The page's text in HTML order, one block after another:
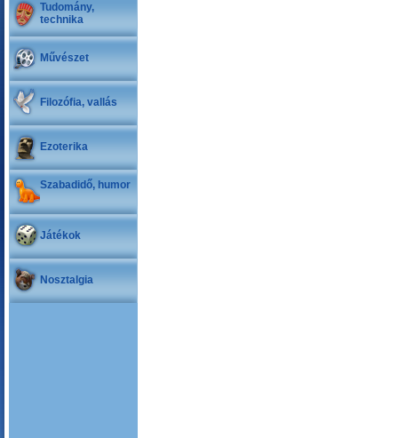
Tudomány,
technika
Művészet
Filozófia, vallás
Ezoterika
Szabadidő, humor
Játékok
Nosztalgia